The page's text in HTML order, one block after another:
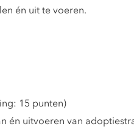
én uit te voeren.
15 punten)
én uitvoeren van